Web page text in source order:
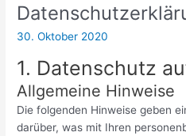
30. Oktober 2020
1. Datenschutz
Allgemeine Hinweise
Die folgenden Hinweise geben
darüber, was mit Ihren